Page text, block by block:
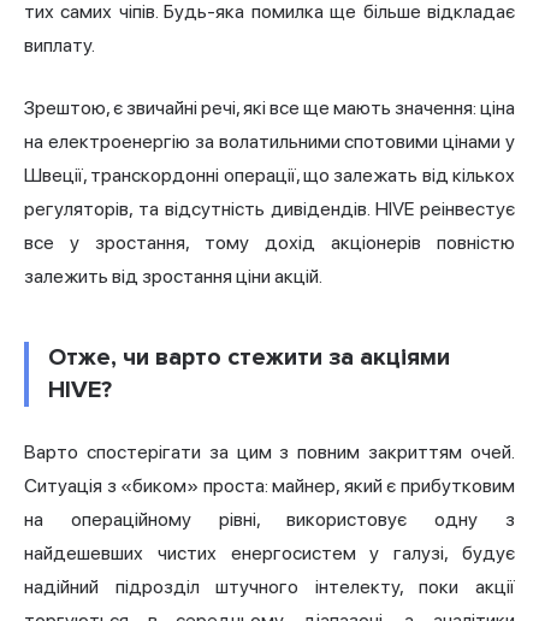
тих самих чіпів. Будь-яка помилка ще більше відкладає
виплату.
Зрештою, є звичайні речі, які все ще мають значення: ціна
на електроенергію за волатильними спотовими цінами у
Швеції, транскордонні операції, що залежать від кількох
регуляторів, та відсутність дивідендів. HIVE реінвестує
все у зростання, тому дохід акціонерів повністю
залежить від зростання ціни акцій.
Отже, чи варто стежити за акціями
HIVE?
Варто спостерігати за цим з повним закриттям очей.
Ситуація з «биком» проста: майнер, який є прибутковим
на операційному рівні, використовує одну з
найдешевших чистих енергосистем у галузі, будує
надійний підрозділ штучного інтелекту, поки акції